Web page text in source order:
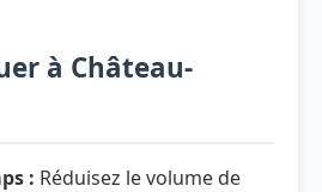
à Château-
: Réduisez le volume de